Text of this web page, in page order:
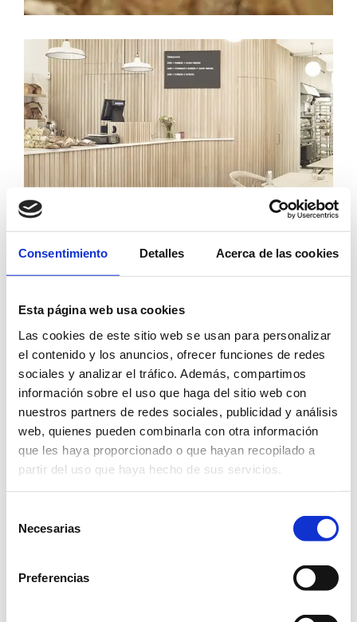
Consentimiento Detalles Acerca de las cookies
Esta página web usa cookies
Las cookies de este sitio web se usan para personalizar
el contenido y los anuncios, ofrecer funciones de redes
sociales y analizar el tráfico. Además, compartimos
información sobre el uso que haga del sitio web con
nuestros partners de redes sociales, publicidad y análisis
web, quienes pueden combinarla con otra información
que les haya proporcionado o que hayan recopilado a
partir del uso que haya hecho de sus servicios.
Necesarias
Preferencias